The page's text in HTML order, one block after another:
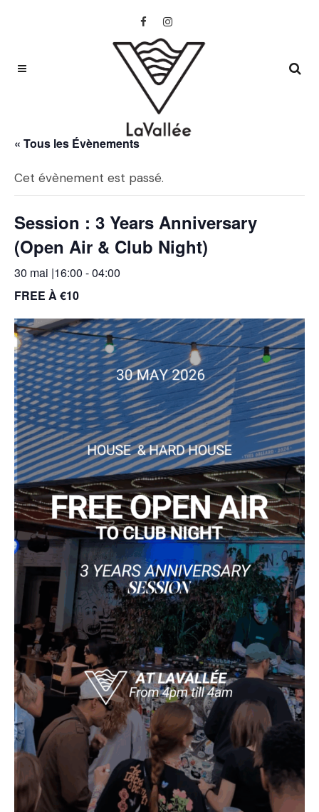
« Tous les Évènements
Cet évènement est passé.
Session : 3 Years Anniversary
(Open Air & Club Night)
30 mai |16:00 -04:00
FREE À €10